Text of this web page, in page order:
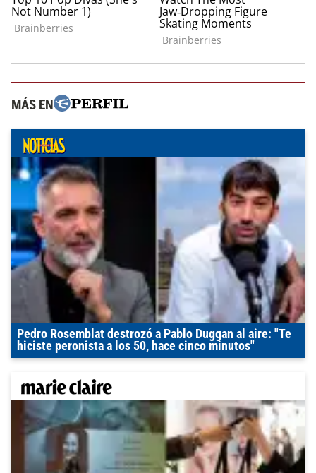
MÁS EN
Pedro Rosemblat destrozó a Pablo Duggan al aire: "Te
hiciste peronista a los 50, hace cinco minutos"